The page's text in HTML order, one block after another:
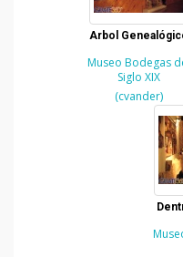
Arbol
Museo Bodegas
Siglo XIX
(cvander)